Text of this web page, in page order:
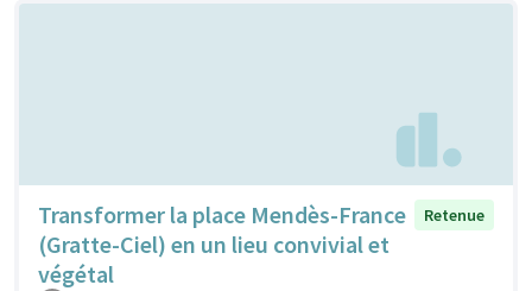
Transformer la place Mendès-France
(Gratte-Ciel) en un lieu convivial et
végétal
Retenue